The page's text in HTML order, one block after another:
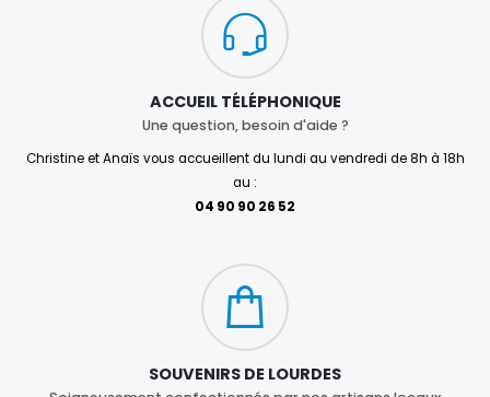
ACCUEIL TÉLÉPHONIQUE
Une question, besoin d'aide ?
Christine et Anaïs vous accueillent du lundi au vendredi de 8h à 18h
au :
04 90 90 26 52
SOUVENIRS DE LOURDES